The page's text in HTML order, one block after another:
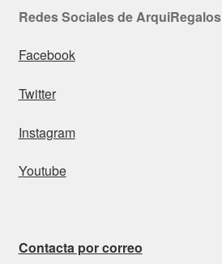
Redes Sociales de ArquiRegalos
Facebook
Twitter
Instagram
Youtube
Contacta por correo